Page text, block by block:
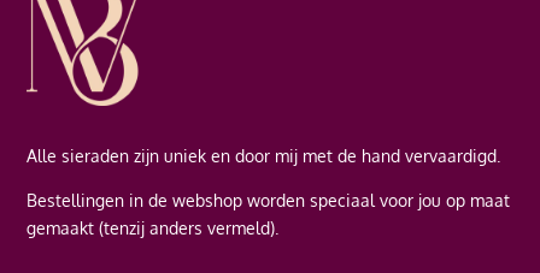
Alle sieraden zijn uniek en door mij met de hand vervaardigd.
Bestellingen in de webshop worden speciaal voor jou op maat
gemaakt (tenzij anders vermeld).